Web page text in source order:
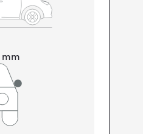
mm